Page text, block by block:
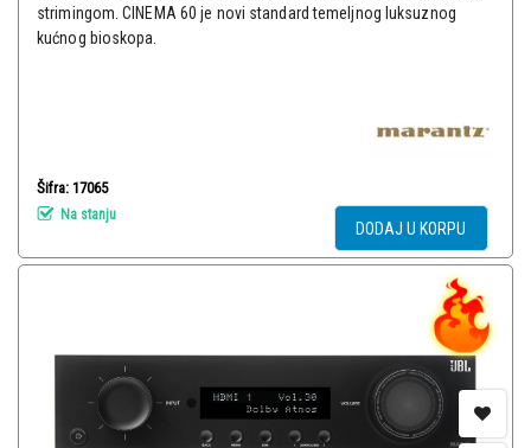
strimingom. CINEMA 60 je novi standard temeljnog luksuznog
kućnog bioskopa.
Šifra: 17065
Na stanju
DODAJ U KORPU